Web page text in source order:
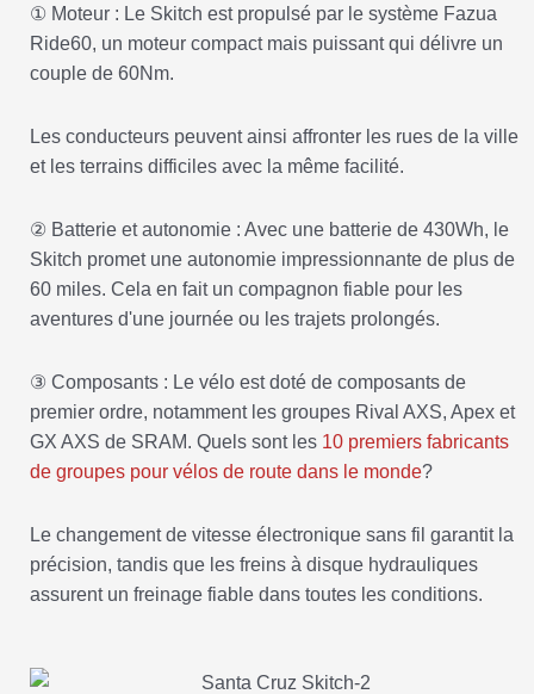
① Moteur : Le Skitch est propulsé par le système Fazua
Ride60, un moteur compact mais puissant qui délivre un
couple de 60Nm.
Les conducteurs peuvent ainsi affronter les rues de la ville
et les terrains difficiles avec la même facilité.
② Batterie et autonomie : Avec une batterie de 430Wh, le
Skitch promet une autonomie impressionnante de plus de
60 miles. Cela en fait un compagnon fiable pour les
aventures d'une journée ou les trajets prolongés.
③ Composants : Le vélo est doté de composants de
premier ordre, notamment les groupes Rival AXS, Apex et
GX AXS de SRAM. Quels sont les 10 premiers fabricants
de groupes pour vélos de route dans le monde?
Le changement de vitesse électronique sans fil garantit la
précision, tandis que les freins à disque hydrauliques
assurent un freinage fiable dans toutes les conditions.